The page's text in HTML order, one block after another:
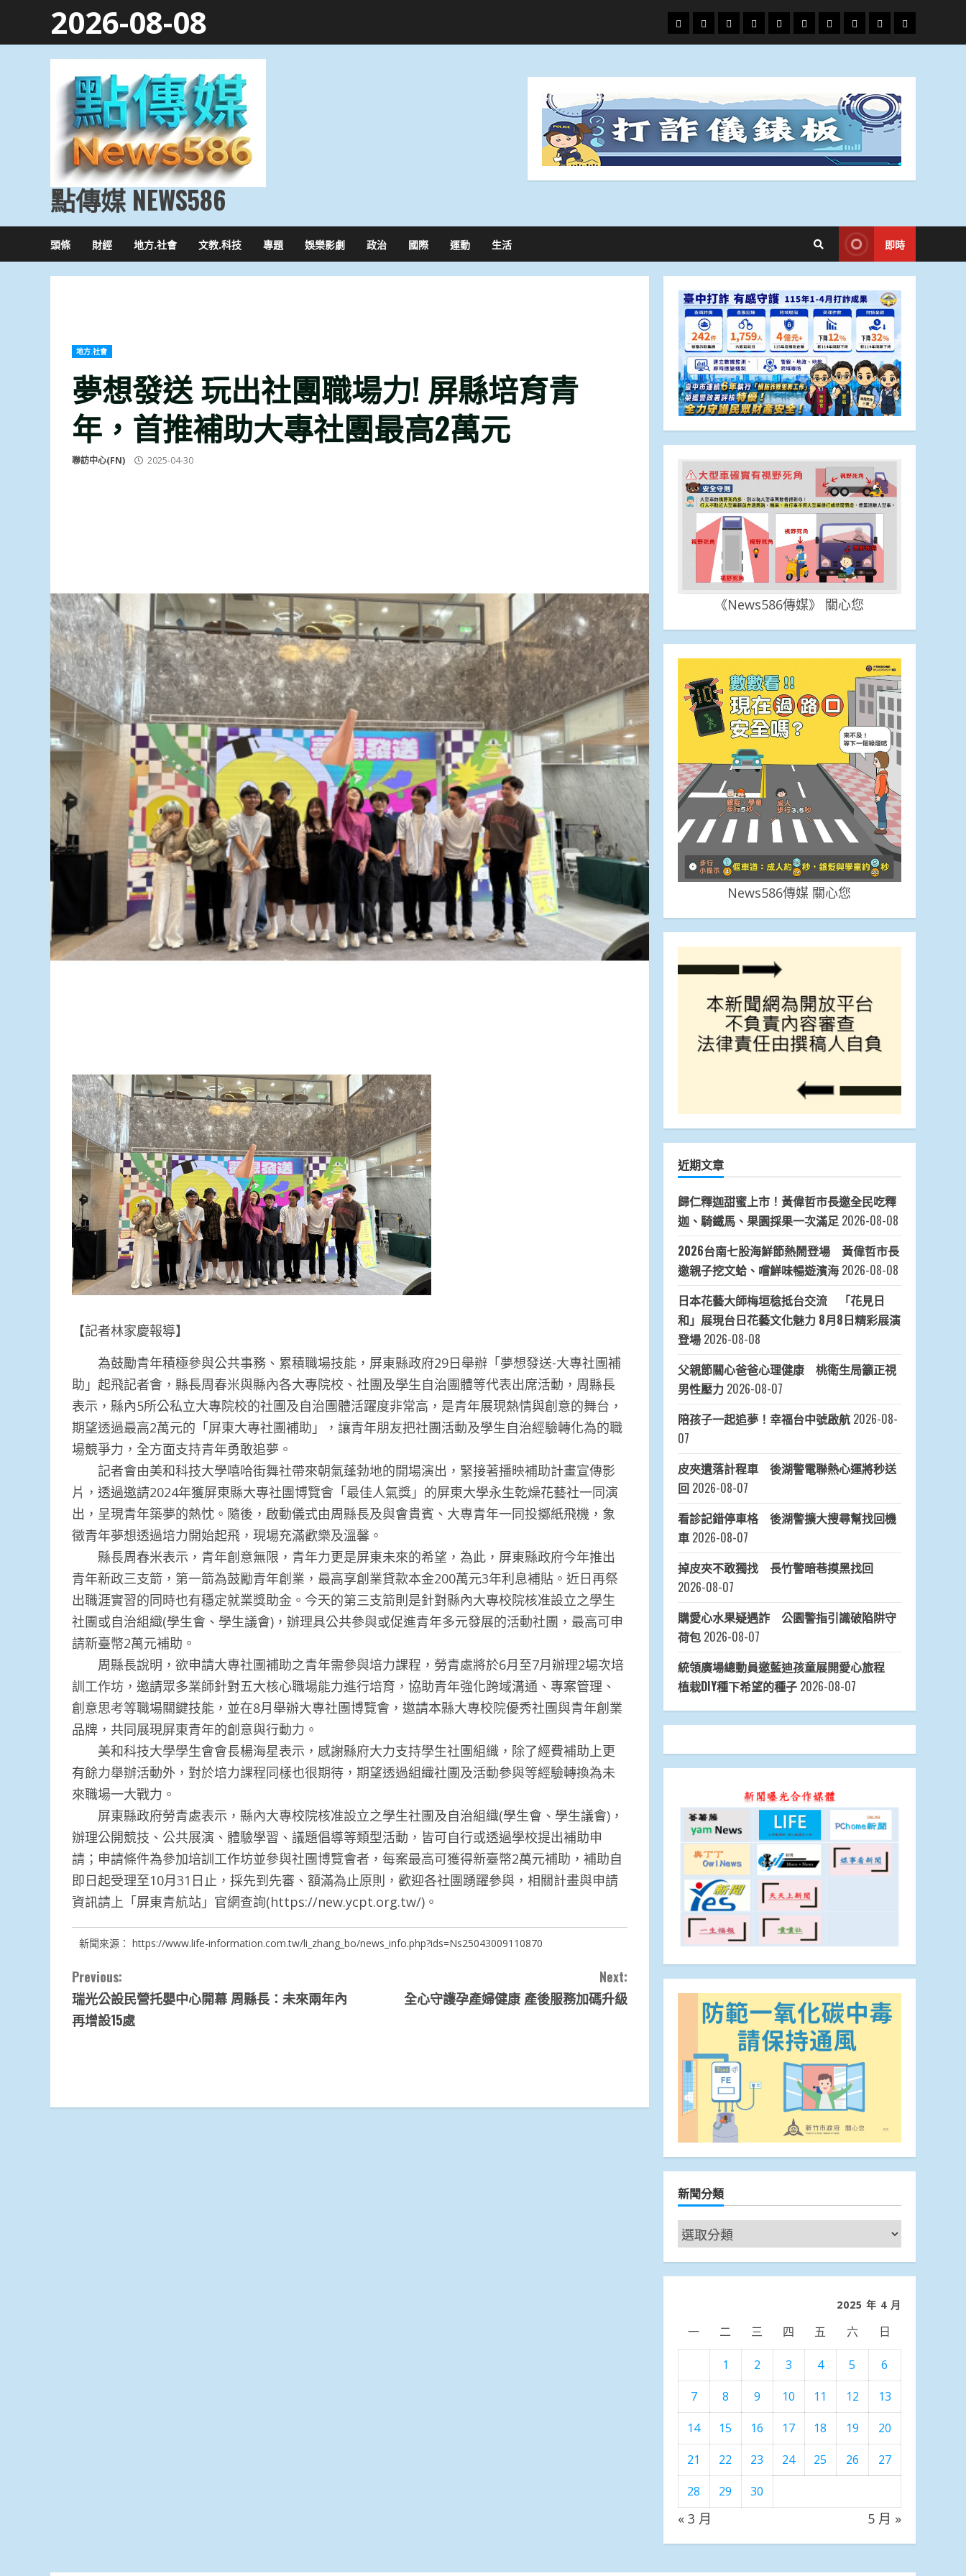
2026-08-08
頭
條
財
經
地
方.
文
教.
專
題
娛
樂
政
治
國
際
運
動
生
活
點傳媒 NEWS586
頭條 財經 地方.社會 文教.科技 專題 娛樂影劇 政治 國際 運動 生活 即時
地方.社會
夢想發送 玩出社團職場力! 屏縣培育青
年，首推補助大專社團最高2萬元
聯訪中心(FN) 2025-04-30
【記者林家慶報導】
為鼓勵青年積極參與公共事務、累積職場技能，屏東縣政府29日舉辦「夢想發送-大專社團補
助」起飛記者會，縣長周春米與縣內各大專院校、社團及學生自治團體等代表出席活動，周縣長
表示，縣內5所公私立大專院校的社團及自治團體活躍度非常高，是青年展現熱情與創意的舞台，
期望透過最高2萬元的「屏東大專社團補助」，讓青年朋友把社團活動及學生自治經驗轉化為的職
場競爭力，全方面支持青年勇敢追夢。
記者會由美和科技大學嘻哈街舞社帶來朝氣蓬勃地的開場演出，緊接著播映補助計畫宣傳影
片，透過邀請2024年獲屏東縣大專社團博覽會「最佳人氣獎」的屏東大學永生乾燥花藝社一同演
出，呈現青年築夢的熱忱。隨後，啟動儀式由周縣長及與會貴賓、大專青年一同投擲紙飛機，象
徵青年夢想透過培力開始起飛，現場充滿歡樂及溫馨。
縣長周春米表示，青年創意無限，青年力更是屏東未來的希望，為此，屏東縣政府今年推出
青年新政三支箭，第一箭為鼓勵青年創業，最高享創業貸款本金200萬元3年利息補貼。近日再祭
出職涯實習的同時也有穩定就業獎助金。今天的第三支箭則是針對縣內大專校院核准設立之學生
社團或自治組織(學生會、學生議會)，辦理具公共參與或促進青年多元發展的活動社團，最高可申
請新臺幣2萬元補助。
周縣長說明，欲申請大專社團補助之青年需參與培力課程，勞青處將於6月至7月辦理2場次培
訓工作坊，邀請眾多業師針對五大核心職場能力進行培育，協助青年強化跨域溝通、專案管理、
創意思考等職場關鍵技能，並在8月舉辦大專社團博覽會，邀請本縣大專校院優秀社團與青年創業
品牌，共同展現屏東青年的創意與行動力。
美和科技大學學生會會長楊海星表示，感謝縣府大力支持學生社團組織，除了經費補助上更
有餘力舉辦活動外，對於培力課程同樣也很期待，期望透過組織社團及活動參與等經驗轉換為未
來職場一大戰力。
屏東縣政府勞青處表示，縣內大專校院核准設立之學生社團及自治組織(學生會、學生議會)，
辦理公開競技、公共展演、體驗學習、議題倡導等類型活動，皆可自行或透過學校提出補助申
請；申請條件為參加培訓工作坊並參與社團博覽會者，每案最高可獲得新臺幣2萬元補助，補助自
即日起受理至10月31日止，採先到先審、額滿為止原則，歡迎各社團踴躍參與，相關計畫與申請
資訊請上「屏東青航站」官網查詢(https://new.ycpt.org.tw/)。
新聞來源：https://www.life-information.com.tw/li_zhang_bo/news_info.php?ids=Ns25043009110870
Continue
Reading
Previous:
瑞光公設民營托嬰中心開幕 周縣長：未來兩年內
再增設15處
Next:
全心守護孕產婦健康 產後服務加碼升級
《News586傳媒》 關心您
News586傳媒 關心您
近期文章
歸仁釋迦甜蜜上市！黃偉哲市長邀全民吃釋
迦、騎鐵馬、果園採果一次滿足 2026-08-08
2026台南七股海鮮節熱鬧登場 黃偉哲市長
邀親子挖文蛤、嚐鮮味暢遊濱海 2026-08-08
日本花藝大師梅垣稔抵台交流 「花見日
和」展現台日花藝文化魅力 8月8日精彩展演
登場 2026-08-08
父親節關心爸爸心理健康 桃衛生局籲正視
男性壓力 2026-08-07
陪孩子一起追夢！幸福台中號啟航 2026-08-
07
皮夾遺落計程車 後湖警電聯熱心運將秒送
回 2026-08-07
看診記錯停車格 後湖警擴大搜尋幫找回機
車 2026-08-07
掉皮夾不敢獨找 長竹警暗巷摸黑找回
2026-08-07
購愛心水果疑遇詐 公園警指引識破陷阱守
荷包 2026-08-07
統領廣場總動員邀藍迪孩童展開愛心旅程
植栽DIY種下希望的種子 2026-08-07
新聞分類
新
聞
分
2025 年 4 月
一 二 三 四 五 六 日
1 2 3 4 5
6
7
8 9 10 11 12
13
14
15 16 17 18 19
20
21
22 23 24 25 26
27
28
29 30
« 3 月 5 月 »